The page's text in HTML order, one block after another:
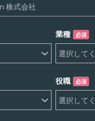
業種 必須
役職 必須